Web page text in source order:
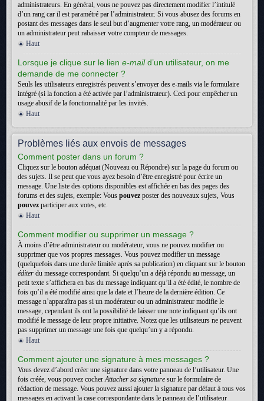
administrateurs. En général, vous ne pouvez pas directement modifier l’intitulé
d’un rang car il est paramétré par l’administrateur. Si vous abusez des forums en
postant des messages dans le seul but d’augmenter votre rang, un modérateur ou
un administrateur peut rabaisser votre compteur de messages.
Haut
Lorsque je clique sur le lien e-maild’un utilisateur, on me
demande de me connecter ?
Seuls les utilisateurs enregistrés peuvent s’envoyer des e-mails via le formulaire
intégré (si la fonction a été activée par l’administrateur). Ceci pour empêcher un
usage abusif de la fonctionnalité par les invités.
Haut
Problèmes liés aux envois de messages
Comment poster dans un forum ?
Cliquez sur le bouton adéquat (Nouveau ou Répondre) sur la page du forum ou
des sujets. Il se peut que vous ayez besoin d’être enregistré pour écrire un
message. Une liste des options disponibles est affichée en bas des pages des
forums et des sujets, exemple: Vous pouvez poster des nouveaux sujets, Vous
pouvez participer aux votes, etc.
Haut
Comment modifier ou supprimer un message ?
À moins d’être administrateur ou modérateur, vous ne pouvez modifier ou
supprimer que vos propres messages. Vous pouvez modifier un message
(quelquefois dans une durée limitée après sa publication) en cliquant sur le bouton
éditer du message correspondant. Si quelqu’un a déjà répondu au message, un
petit texte s’affichera en bas du message indiquant qu’il a été édité, le nombre de
fois qu’il a été modifié ainsi que la date et l’heure de la dernière édition. Ce
message n’apparaîtra pas si un modérateur ou un administrateur modifie le
message, cependant ils ont la possibilité de laisser une note indiquant qu’ils ont
modifié le message de leur propre initiative. Notez que les utilisateurs ne peuvent
pas supprimer un message une fois que quelqu’un y a répondu.
Haut
Comment ajouter une signature à mes messages ?
Vous devez d’abord créer une signature dans votre panneau de l’utilisateur. Une
fois créée, vous pouvez cocherAttacher sa signature sur le formulaire de
rédaction de message. Vous pouvez aussi ajouter la signature par défaut à tous vos
messages en activant la case correspondante dans le panneau de l’utilisateur